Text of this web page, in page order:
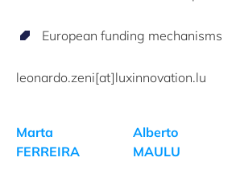
European funding mechanisms
leonardo.zeni[at]luxinnovation.lu
Marta
FERREIRA
Alberto
MAULU